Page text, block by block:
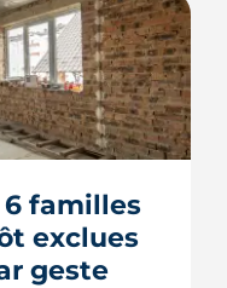
régionale,
an, un
autour de
tarifs
Chiffres,
le juste
6 familles
exclues
geste